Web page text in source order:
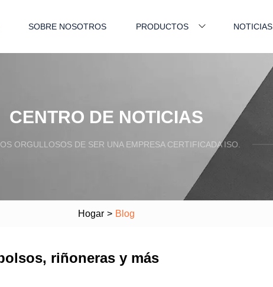
SOBRE NOSOTROS PRODUCTOS NOTICIAS
CENTRO DE NOTICIAS
ORGULLOSOS DE SER UNA EMPRESA CERTIFICADA ISO.
Hogar > Blog
riñoneras y más